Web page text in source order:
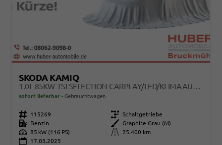
SKODA KAMIQ
1.0L 85KW TSI SELECTION CARPLAY/LED/KLIMAAUT/KAMERA
sofort lieferbar Gebrauchtwagen
Fahrzeugnr. 115269 Getriebe Schaltgetriebe
Kraftstoff
Benzin Außenfarbe
Graphite Grau (M)
Leistung 85 kW (116 PS) Kilometerstand
25.400 km
17.03.2025